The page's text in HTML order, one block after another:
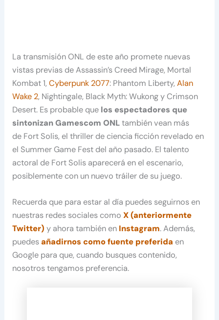
La transmisión ONL de este año promete nuevas
vistas previas de Assassin’s Creed Mirage, Mortal
Kombat 1,Cyberpunk 2077: Phantom Liberty,Alan
Wake 2, Nightingale, Black Myth: Wukong y Crimson
Desert. Es probable que los espectadores que
sintonizan Gamescom ONLtambién vean más
de Fort Solis, el thriller de ciencia ficción revelado en
el Summer Game Fest del año pasado. El talento
actoral de Fort Solis aparecerá en el escenario,
posiblemente con un nuevo tráiler de su juego.
Recuerda que para estar al día puedes seguirnos en
nuestras redes sociales comoX (anteriormente
Twitter) y ahora también en Instagram. Además,
puedesañadirnos como fuente preferida en
Google para que, cuando busques contenido,
nosotros tengamos preferencia.